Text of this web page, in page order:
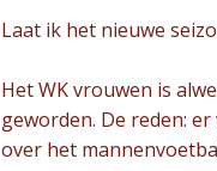
Laat ik het nieuwe
Het WK vrouwen is
geworden. De reden:
over het